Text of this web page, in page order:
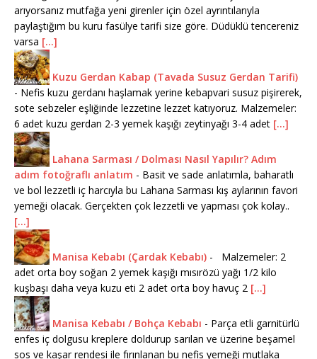
arıyorsanız mutfağa yeni girenler için özel ayrıntılarıyla
paylaştığım bu kuru fasülye tarifi size göre. Düdüklü tencereniz
varsa [...]
Kuzu Gerdan Kabap (Tavada Susuz Gerdan Tarifi)
- Nefis kuzu gerdanı haşlamak yerine kebapvari susuz pişirerek,
sote sebzeler eşliğinde lezzetine lezzet katıyoruz. Malzemeler:
6 adet kuzu gerdan 2-3 yemek kaşığı zeytinyağı 3-4 adet [...]
Lahana Sarması / Dolması Nasıl Yapılır? Adım
adım fotoğraflı anlatım - Basit ve sade anlatımla, baharatlı
ve bol lezzetli iç harcıyla bu Lahana Sarması kış aylarının favori
yemeği olacak. Gerçekten çok lezzetli ve yapması çok kolay..
[...]
Manisa Kebabı (Çardak Kebabı) -
Malzemeler: 2
adet orta boy soğan 2 yemek kaşığı mısırözü yağı 1/2 kilo
kuşbaşı daha veya kuzu eti 2 adet orta boy havuç 2 [...]
Manisa Kebabı / Bohça Kebabı - Parça etli garnitürlü
enfes iç dolgusu kreplere doldurup sarılan ve üzerine beşamel
sos ve kaşar rendesi ile fırınlanan bu nefis yemeği mutlaka